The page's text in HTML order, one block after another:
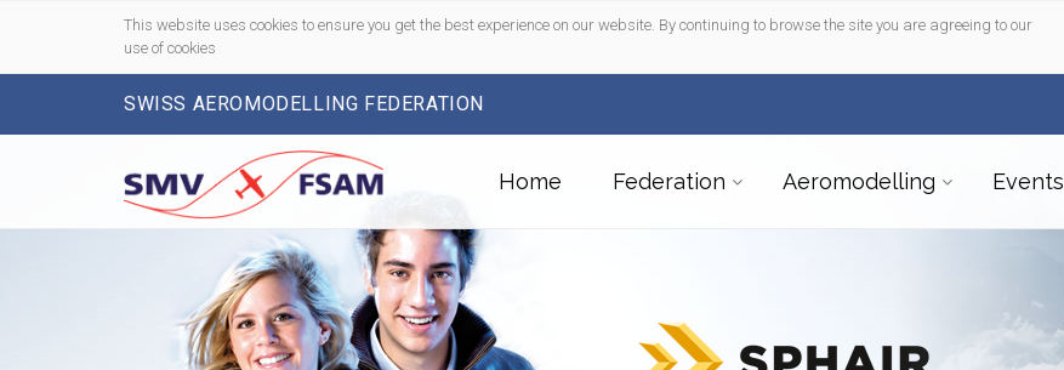
This website uses cookies to ensure you get the best experience on our website. By continuing to browse the site you are agreeing to our
use of cookies
SWISS AEROMODELLING FEDERATION
Home Federation Aeromodelling Events